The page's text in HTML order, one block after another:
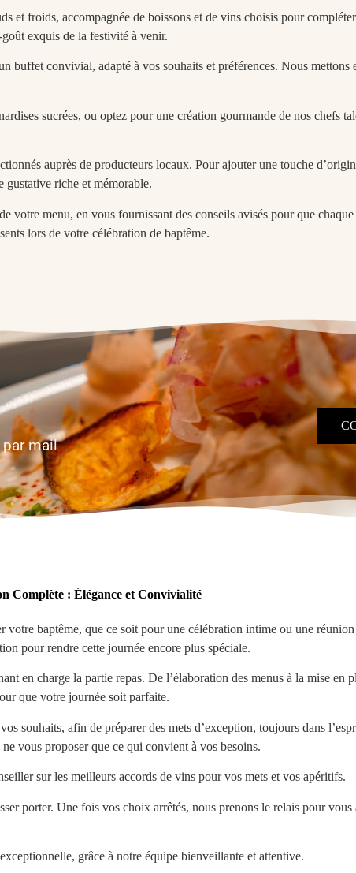
et froids, accompagnée de boissons et de vins choisis pour
exquis de la festivité à venir.
buffet convivial, adapté à vos souhaits et préférences. Nous mettons
sucrées, ou optez pour une création gourmande de nos chefs
auprès de producteurs locaux. Pour ajouter une touche
gustative riche et mémorable.
menu, en vous fournissant des conseils avisés pour que
lors de votre célébration de baptême.
mail
Complète : Élégance et Convivialité
baptême, que ce soit pour une célébration intime ou une
pour rendre cette journée encore plus spéciale.
en charge la partie repas. De l’élaboration des menus à la mise en
que votre journée soit parfaite.
souhaits, afin de préparer des mets d’exception, toujours dans
vous proposer que ce qui convient à vos besoins.
sur les meilleurs accords de vins pour vos mets et vos apéritifs.
porter. Une fois vos choix arrêtés, nous prenons le relais pour vous
grâce à notre équipe bienveillante et attentive.